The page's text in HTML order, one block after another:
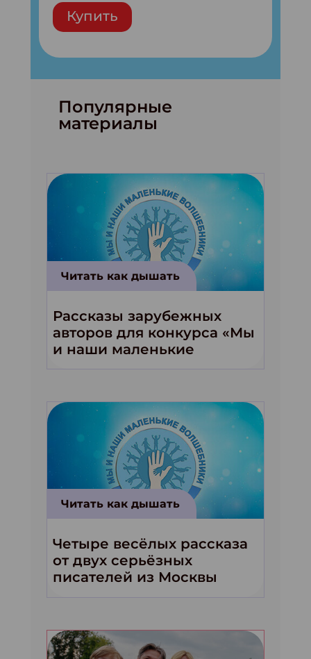
Купить
Популярные
материалы
Читать как дышать
Рассказы зарубежных
авторов для конкурса «Мы
и наши маленькие
волшебники!»
Читать как дышать
Четыре весёлых рассказа
от двух серьёзных
писателей из Москвы